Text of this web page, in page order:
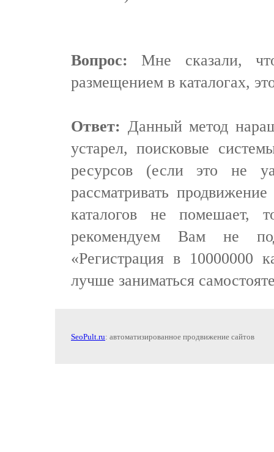
Вопрос: Мне сказали,
размещением в каталогах,
Ответ: Данный метод
устарел, поисковые
ресурсов (если это не
рассматривать
каталогов не помешает,
рекомендуем Вам не
«Регистрация в 10000000
лучше заниматься
SeoPult.ru: автоматизированное продвижение сайтов